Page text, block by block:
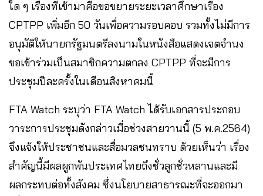
ใด ๆ เรื่องที่เข้ามาคือขอขยายระยะเวลาศึกษาเรื่อง
CPTPP เพิ่มอีก 50 วันเพื่อความรอบคอบ รวมทั้งไม่มีการ
อนุมัติให้นายกรัฐมนตรีลงนามในหนังสือแสดงเจตจำนง
ขอเข้าร่วมเป็นสมาชิกความตกลง CPTPP ที่จะมีการ
ประชุมปีละครั้งในเดือนสิงหาคมนี้
FTA Watch ระบุว่า FTA Watch ได้รับเอกสารประกอบ
วาระการประชุมดังกล่าวเมื่อช่วงสายวานนี้ (5 พ.ค.2564)
จึงแจ้งให้ประชาชนและสื่อมวลชนทราบ ด้วยเห็นว่า เรื่อง
สำคัญนี้มีผลผูกพันประเทศไทยถึงชั่วลูกชั่วหลานและมี
ผลกระทบต่อทั้งสังคม ซึ่งนโยบายสาธารณะที่จะออกมา